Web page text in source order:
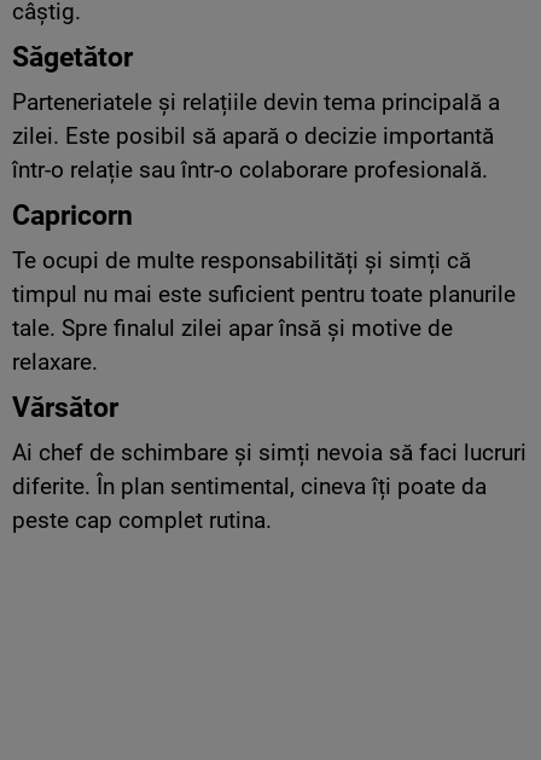
câștig.
Săgetător
Parteneriatele și relațiile devin tema principală a
zilei. Este posibil să apară o decizie importantă
într-o relație sau într-o colaborare profesională.
Capricorn
Te ocupi de multe responsabilități și simți că
timpul nu mai este suficient pentru toate planurile
tale. Spre finalul zilei apar însă și motive de
relaxare.
Vărsător
Ai chef de schimbare și simți nevoia să faci lucruri
diferite. În plan sentimental, cineva îți poate da
peste cap complet rutina.